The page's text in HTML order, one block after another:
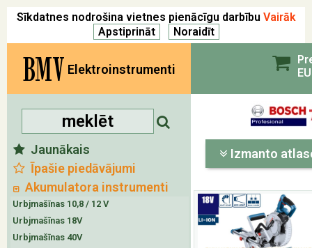
Sīkdatnes nodrošina vietnes pienācīgu darbību Vairāk
BMV Elektroinstrumenti
Jaunākais
Īpašie piedāvājumi
Akumulatora instrumenti
Urbjmašīnas 10,8 / 12 V
Urbjmašīnas 18V
Urbjmašīnas 40V
Izmanto